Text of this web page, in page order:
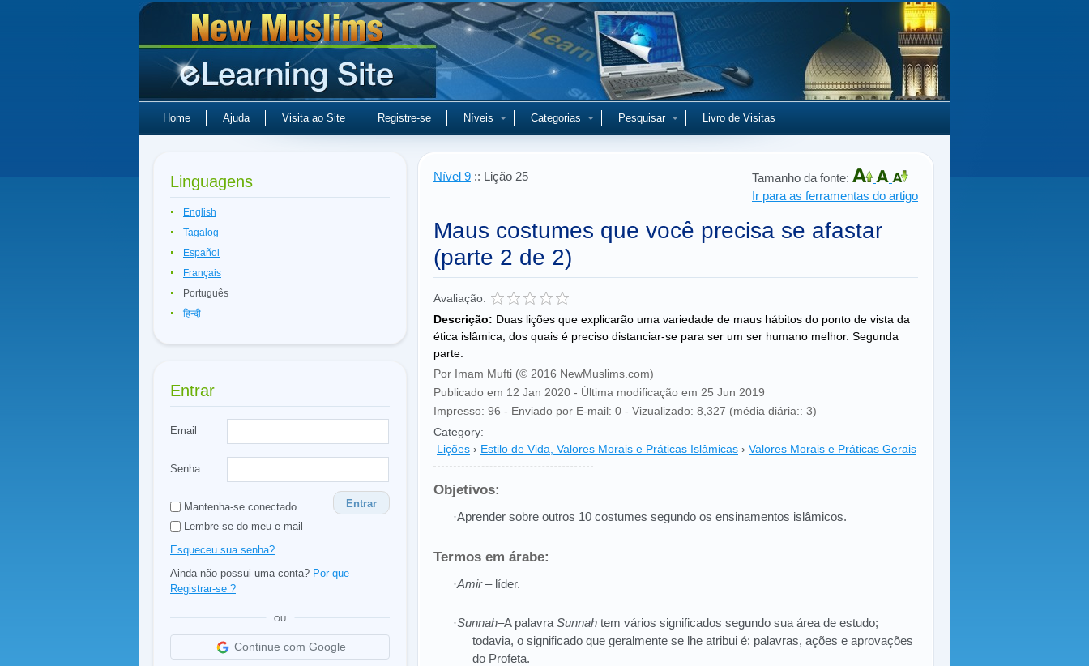
Home Ajuda Visita ao Site Registre-se Níveis Categorias Pesquisar Livro de Visitas
Linguagens
English
Tagalog
Español
Français
Português
हिन्दी
Entrar
Email
Senha
Mantenha-se conectado
Entrar
Lembre-se do meu e-mail
Esqueceu sua senha?
Ainda não possui uma conta? Por que
Registrar-se ?
OU
Continue com Google
Nível 9 :: Lição 25
Tamanho da fonte:
Ir para as ferramentas do artigo
Maus costumes que você precisa se afastar
(parte 2 de 2)
Avaliação:
Descrição: Duas lições que explicarão uma variedade de maus hábitos do ponto de vista da
ética islâmica, dos quais é preciso distanciar-se para ser um ser humano melhor. Segunda
parte.
Por Imam Mufti (© 2016 NewMuslims.com)
Publicado em 12 Jan 2020 - Última modificação em 25 Jun 2019
Impresso: 96 - Enviado por E-mail: 0 - Vizualizado: 8,327 (média diária:: 3)
Category:
Lições › Estilo de Vida, Valores Morais e Práticas Islâmicas › Valores Morais e Práticas Gerais
Objetivos:
·Aprender sobre outros 10 costumes segundo os ensinamentos islâmicos.
Termos em árabe:
·Amir– líder.
·Sunnah–A palavra Sunnah tem vários significados segundo sua área de estudo;
todavia, o significado que geralmente se lhe atribui é: palavras, ações e aprovações
do Profeta.